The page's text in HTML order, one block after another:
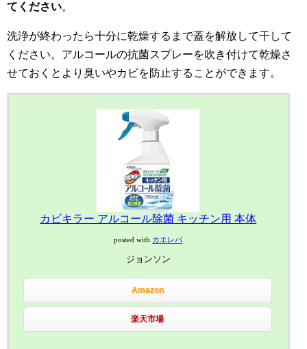
てください。
洗浄が終わったら十分に乾燥するまで蓋を解放して干して
ください。アルコールの抗菌スプレーを吹き付けて乾燥さ
せておくとより臭いやカビを防止することができます。
カビキラー アルコール除菌 キッチン用 本体
posted with カエレバ
ジョンソン
Amazon
楽天市場